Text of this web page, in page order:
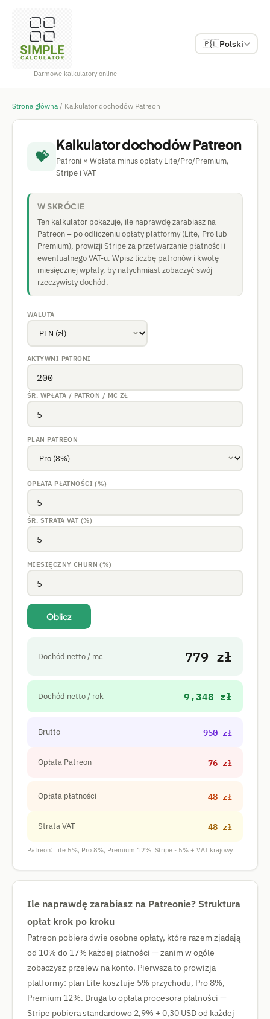
Darmowe kalkulatory online
🇵🇱Polski
Strona główna / Kalkulator dochodów Patreon
💝
Kalkulator dochodów Patreon
Patroni × Wpłata minus opłaty Lite/Pro/Premium,
Stripe i VAT
W SKRÓCIE
Ten kalkulator pokazuje, ile naprawdę zarabiasz na
Patreon – po odliczeniu opłaty platformy (Lite, Pro lub
Premium), prowizji Stripe za przetwarzanie płatności i
ewentualnego VAT-u. Wpisz liczbę patronów i kwotę
miesięcznej wpłaty, by natychmiast zobaczyć swój
rzeczywisty dochód.
WALUTA
AKTYWNI PATRONI
ŚR. WPŁATA / PATRON / MC ZŁ
PLAN PATREON
OPŁATA PŁATNOŚCI (%)
ŚR. STRATA VAT (%)
MIESIĘCZNY CHURN (%)
Oblicz
Dochód netto / mc 779 zł
Dochód netto / rok 9,348 zł
Brutto 950 zł
Opłata Patreon 76 zł
Opłata płatności 48 zł
Strata VAT 48 zł
Patreon: Lite 5%, Pro 8%, Premium 12%. Stripe ~5% + VAT krajowy.
Ile naprawdę zarabiasz na Patreonie? Struktura
opłat krok po kroku
Patreon pobiera dwie osobne opłaty, które razem zjadają
od 10% do 17% każdej płatności — zanim w ogóle
zobaczysz przelew na konto. Pierwsza to prowizja
platformy: plan Lite kosztuje 5% przychodu, Pro 8%,
Premium 12%. Druga to opłata procesora płatności —
Stripe pobiera standardowo 2,9% + 0,30 USD od każdej